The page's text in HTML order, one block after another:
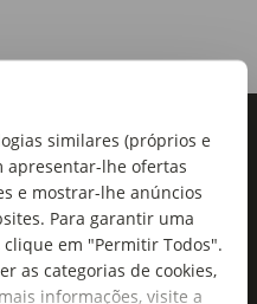
similares (próprios e
apresentar-lhe ofertas
e mostrar-lhe anúncios
Para garantir uma
em "Permitir Todos".
as categorias de cookies,
informações, visite a
60 x 30 x 86cm
no